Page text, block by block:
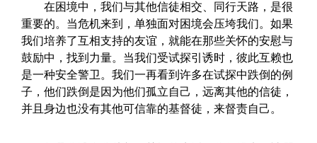
在困境中，我们与其他信徒相交、同行天路，是很
重要的。当危机来到，单独面对困境会压垮我们。如果
我们培养了互相支持的友谊，就能在那些关怀的安慰与
鼓励中，找到力量。当我们受试探引诱时，彼此互赖也
是一种安全警卫。我们一再看到许多在试探中跌倒的例
子，他们跌倒是因为他们孤立自己，远离其他的信徒，
并且身边也没有其他可信靠的基督徒，来督责自己。